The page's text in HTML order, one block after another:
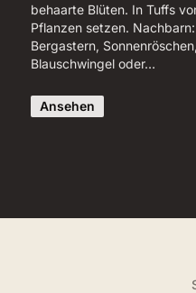
behaarte Blüten. In Tuffs
Pflanzen setzen. Nachbarn:
Bergastern, Sonnenröschen,
Blauschwingel oder…
Ansehen